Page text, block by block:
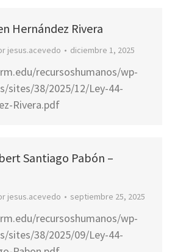
Hernández Rivera
jesus.acevedo diciembre 1, 2025
recursoshumanos/wp-
sites/38/2025/12/Ley-44-
Rivera.pdf
Santiago Pabón –
jesus.acevedo septiembre 25, 2025
recursoshumanos/wp-
sites/38/2025/09/Ley-44-